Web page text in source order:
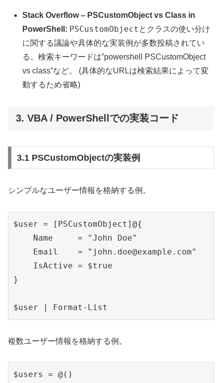
Stack Overflow – PSCustomObject vs Class in
PowerShell: PSCustomObject とクラスの使い分け
に関する議論や具体的な実装例が多数投稿されてい
る。検索キーワードは”powershell PSCustomObject
vs class”など。 (具体的なURLは検索結果によって変
動するため省略)
3. VBA / PowerShellでの実装コード
3.1 PSCustomObjectの実装例
シンプルなユーザー情報を格納する例。
$user = [PSCustomObject]@{
    Name     = "John Doe"
    Email    = "john.doe@example.com"
    IsActive = $true
}
複数ユーザー情報を格納する例。
$users = @()